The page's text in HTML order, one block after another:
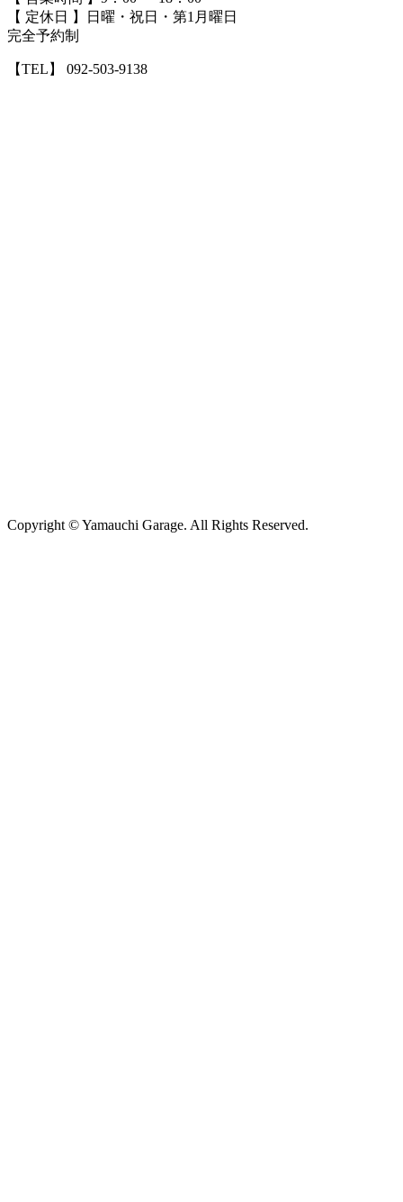
【 定休日 】日曜・祝日・第1月曜日
完全予約制
【TEL】 092-503-9138
Copyright © Yamauchi Garage. All Rights Reserved.